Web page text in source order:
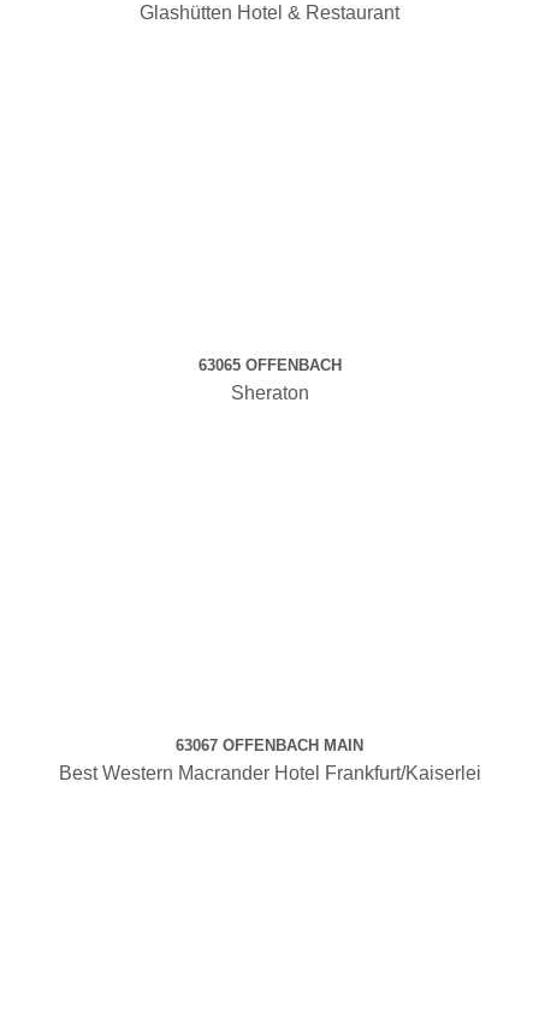
Glashütten Hotel & Restaurant
63065 OFFENBACH
Sheraton
63067 OFFENBACH MAIN
Best Western Macrander Hotel Frankfurt/Kaiserlei